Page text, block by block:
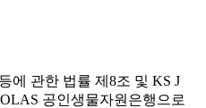
에 관한 법률 제8조 및 KS J
공인생물자원은행으로